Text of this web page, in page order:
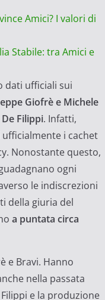
Amici? I valori di
Stabile: tra Amici e
dati ufficiali sui
Giofrè e Michele
Filippi. Infatti,
i cachet
Nonostante questo,
ogni
le indiscrezioni
della giuria del
a puntata circa
e Bravi. Hanno
nella passata
e la produzione